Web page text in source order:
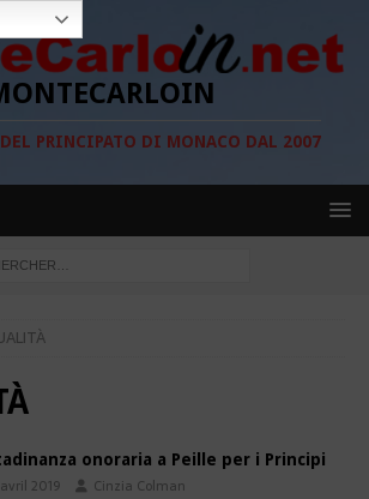
PRINCIPATO DI MONACO DAL 2007
onoraria a Peille per i Principi
2019 Cinzia Colman